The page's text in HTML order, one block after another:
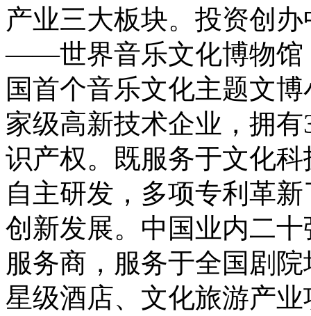
产业三大板块。投资创
——世界音乐文化博物馆
国首个音乐文化主题文
家级高新技术企业，拥
识产权。既服务于文化
自主研发，多项专利革
创新发展。中国业内二
服务商，服务于全国剧
星级酒店、文化旅游产